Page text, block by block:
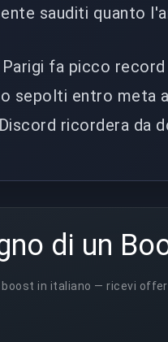
sauditi quanto
Parigi fa picco
sepolti entro meta
ricordera da
di un
boost in italiano — ricevi